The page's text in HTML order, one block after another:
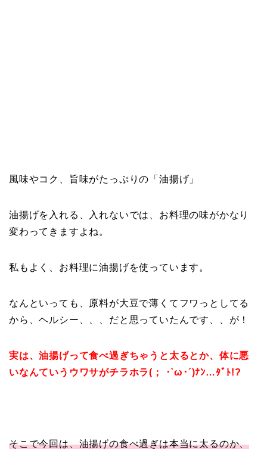
風味やコク、旨味がたっぷりの「油揚げ」
油揚げを入れる、入れないでは、お料理の味がかなり
変わってきますよね。
私もよく、お料理に油揚げを使っています。
なんといっても、原料が大豆で薄くてフワっとしてる
から、ヘルシー、、、だと思っていたんです、、が！
実は、油揚げって食べ過ぎちゃうと太るとか、体に悪
いなんていうウワサがチラホラ(； ･`ω･´)ﾅﾝ…ﾀﾞﾄ!?
そこで今回は、油揚げの食べ過ぎは本当に太るのか、